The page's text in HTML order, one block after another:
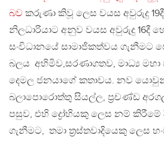
බව කරුණා කිවූ ලෙස වයස අවුරුදු
නිලධාරියාට අනුව වයස අවුරුදු
සංවිධානයේ සාමාජිකත්වය ගැනීමට
බලය අහිමිව,සරණාගතව, මාධ්‍ය මහා
දෙමල ජනයාගේ කතාවය. නව
බලාපොරොත්තු සියල්ල, ප්‍රචණ්ඩ
පසුව, එහි ද්‍රෝහියකු ලෙස නම් කිරීමේ
ගැනීමට, තමා ත්‍රස්තවාදියෙකු ලෙස